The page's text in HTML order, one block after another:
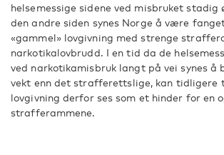
helsemessige sidene ved misbruket stadig
den andre siden synes Norge å være
«gammel» lovgivning med strenge
narkotikalovbrudd. I en tid da de
ved narkotikamisbruk langt på vei synes
vekt enn det strafferettslige, kan tidligere
lovgivning derfor ses som et hinder for en
strafferammene.